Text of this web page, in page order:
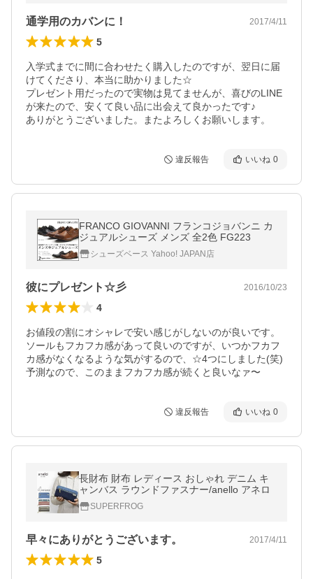
通学用のカバンに！ 2017/4/11
5
入学式までに間に合わせたく購入したのですが、翌日に届
けてくださり、本当に助かりました☆
プレゼント用だったので実物は見てませんが、喜びのLINE
が来たので、安くて良い品に出会えて良かったです♪
ありがとうございました。またよろしくお願いします。
違反報告 いいね 0
FRANCO GIOVANNI フランコジョバンニ カ
ジュアルシューズ メンズ 全2色 FG223
シューズベース Yahoo! JAPAN店
彼にプレゼント☆彡 2016/10/23
4
お値段の割にオシャレで安い感じがしないのが良いです。
ソールもフカフカ感があって良いのですが、いつかフカフ
カ感がなくなるような気がするので、☆4つにしました(笑)
予測なので、このままフカフカ感が続くと良いなァ〜
違反報告 いいね 0
長財布 財布 レディース おしゃれ デニム キ
ャンバス ラウンドファスナー/anello アネロ
SUPERFROG
早々にありがとうございます。 2017/4/11
5